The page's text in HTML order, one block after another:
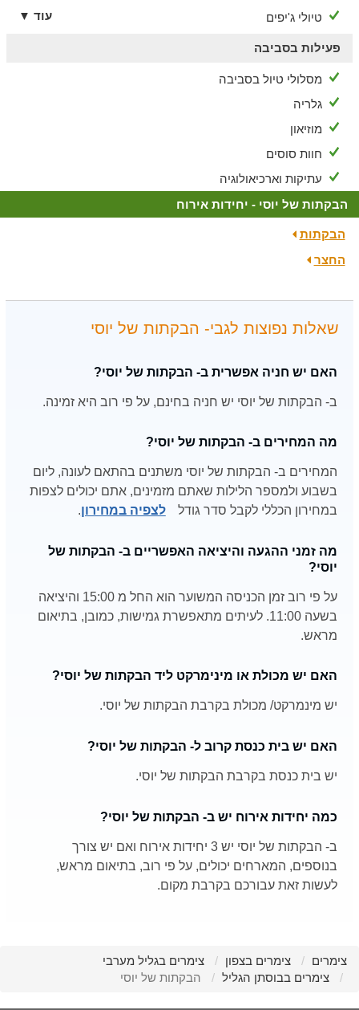
טיולי ג'יפים
עוד ▼
פעילות בסביבה
מסלולי טיול בסביבה
גלריה
מוזיאון
חוות סוסים
עתיקות וארכיאולוגיה
הבקתות של יוסי - יחידות אירוח
הבקתות
החצר
שאלות נפוצות לגבי- הבקתות של יוסי
האם יש חניה אפשרית ב- הבקתות של יוסי?
ב- הבקתות של יוסי יש חניה בחינם, על פי רוב היא זמינה.
מה המחירים ב- הבקתות של יוסי?
המחירים ב- הבקתות של יוסי משתנים בהתאם לעונה, ליום
בשבוע ולמספר הלילות שאתם מזמינים, אתם יכולים לצפות
במחירון הכללי לקבל סדר גודל
לצפיה במחירון.
מה זמני ההגעה והיציאה האפשריים ב- הבקתות של
יוסי?
על פי רוב זמן הכניסה המשוער הוא החל מ 15:00 והיציאה
בשעה 11:00. לעיתים מתאפשרת גמישות, כמובן, בתיאום
מראש.
האם יש מכולת או מינימרקט ליד הבקתות של יוסי?
יש מינמרקט/ מכולת בקרבת הבקתות של יוסי.
האם יש בית כנסת קרוב ל- הבקתות של יוסי?
יש בית כנסת בקרבת הבקתות של יוסי.
כמה יחידות אירוח יש ב- הבקתות של יוסי?
ב- הבקתות של יוסי יש 3 יחידות אירוח ואם יש צורך
בנוספים, המארחים יכולים, על פי רוב, בתיאום מראש,
לעשות זאת עבורכם בקרבת מקום.
צימרים צימרים בצפון
צימרים בגליל מערבי
צימרים בבוסתן הגליל
הבקתות של יוסי